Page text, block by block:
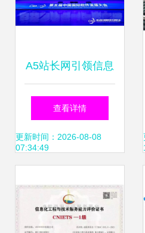
A5站长网引领信息
技术咨询服务新潮
流，深度解析最新
查看详情
更新时间：2026-08-08
07:34:49